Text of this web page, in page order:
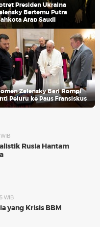
Presiden Ukraina
Bertemu Putra
Arab Saudi
Zelensky Beri Rompi
Peluru ke Paus Fransiskus
Rusia Hantam
WIB
yang Krisis BBM